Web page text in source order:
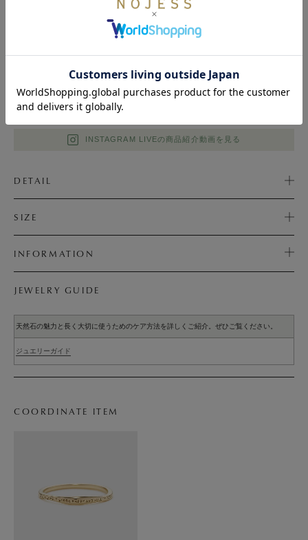
NOJESS(ノジェス)(@nojess_official)がシェアした投稿
INSTAGRAM LIVEの商品紹介動画を見る
DETAIL
SIZE
INFORMATION
JEWELRY GUIDE
天然石の魅力と長く大切に使うためのケア方法を詳しくご紹介。ぜひご覧ください。
ジュエリーガイド
COORDINATE ITEM